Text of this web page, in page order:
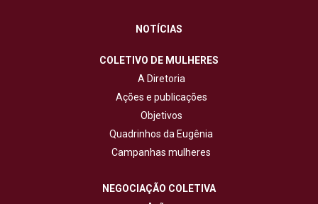
NOTÍCIAS
COLETIVO DE MULHERES
A Diretoria
Ações e publicações
Objetivos
Quadrinhos da Eugênia
Campanhas mulheres
NEGOCIAÇÃO COLETIVA